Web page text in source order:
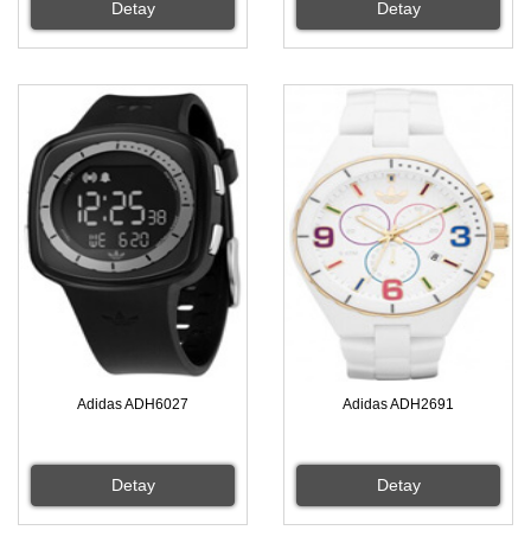
Detay Detay
Adidas ADH6027
Detay
Adidas ADH2691
Detay